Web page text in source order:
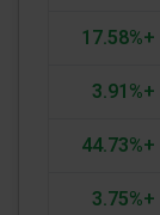
+17.58%
+3.91%
+44.73%
+3.75%